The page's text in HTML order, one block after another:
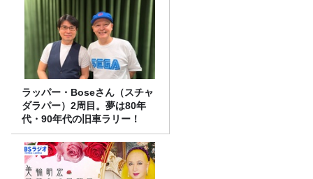
ラッパー・Boseさん（スチャ
ダラパー）2周目。夢は80年
代・90年代の旧車ラリー！